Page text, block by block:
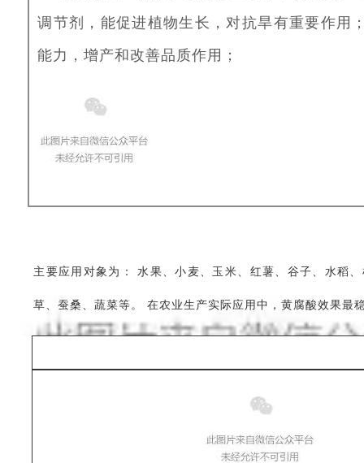
调节剂，能促进植物生长，对抗旱有重要作用
能力，增产和改善品质作用；
主要应用对象为： 水果、小麦、玉米、红薯、谷子、水稻
草、蚕桑、蔬菜等。 在农业生产实际应用中，黄腐酸效果最